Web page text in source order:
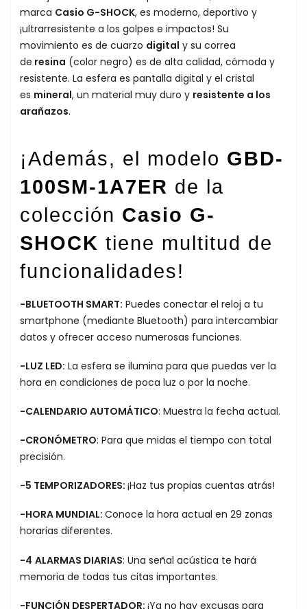
marca Casio G-SHOCK, es moderno, deportivo y
¡ultrarresistente a los golpes e impactos! Su
movimiento es de cuarzo digital y su correa
de resina (color negro) es de alta calidad, cómoda y
resistente. La esfera es pantalla digital y el cristal
es mineral, un material muy duro y resistente a los
arañazos.
¡Además, el modelo GBD-
100SM-1A7ER de la
colección Casio G-
SHOCK tiene multitud de
funcionalidades!
-BLUETOOTH SMART: Puedes conectar el reloj a tu
smartphone (mediante Bluetooth) para intercambiar
datos y ofrecer acceso numerosas funciones.
-LUZ LED: La esfera se ilumina para que puedas ver la
hora en condiciones de poca luz o por la noche.
-CALENDARIO AUTOMÁTICO: Muestra la fecha actual.
-CRONÓMETRO: Para que midas el tiempo con total
precisión.
-5 TEMPORIZADORES: ¡Haz tus propias cuentas atrás!
-HORA MUNDIAL: Conoce la hora actual en 29 zonas
horarias diferentes.
-4 ALARMAS DIARIAS: Una señal acústica te hará
memoria de todas tus citas importantes.
-FUNCIÓN DESPERTADOR: ¡Ya no hay excusas para